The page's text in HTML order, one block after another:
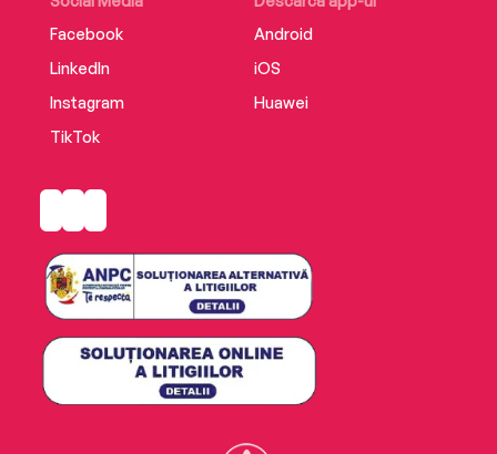
Facebook
LinkedIn
Instagram
TikTok
Android
iOS
Huawei